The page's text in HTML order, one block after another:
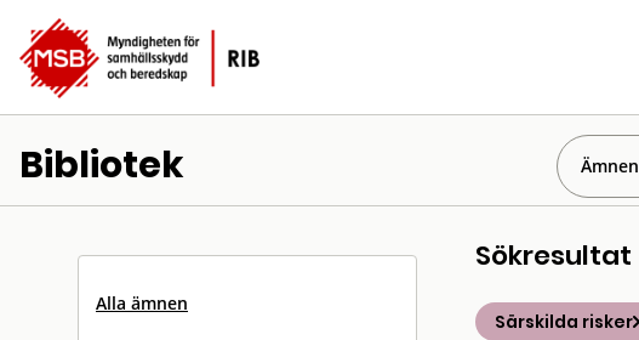
Bibliotek Ämnen
Alla ämnen
Sökresultat
Särskilda risker